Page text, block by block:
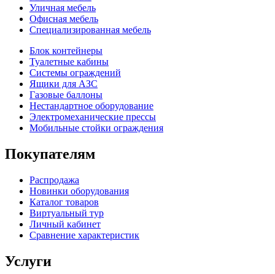
Уличная мебель
Офисная мебель
Специализированная мебель
Блок контейнеры
Туалетные кабины
Системы ограждений
Ящики для АЗС
Газовые баллоны
Нестандартное оборудование
Электромеханические прессы
Мобильные стойки ограждения
Покупателям
Распродажа
Новинки оборудования
Каталог товаров
Виртуальный тур
Личный кабинет
Сравнение характеристик
Услуги